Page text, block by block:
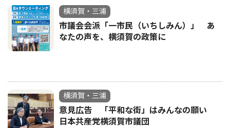
横須賀・三浦
市議会会派「一市民（いちしみん）」 あ
なたの声を、横須賀の政策に
横須賀・三浦
意見広告 「平和な街」はみんなの願い
日本共産党横須賀市議団